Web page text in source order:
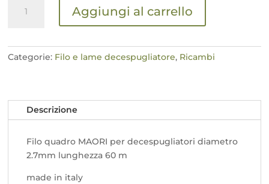
quadro
2,7mm
Aggiungi al carrello
Categorie: Filo e lame decespugliatore, Ricambi
Descrizione
Filo quadro MAORI per decespugliatori diametro
2.7mm lunghezza 60 m
made in italy